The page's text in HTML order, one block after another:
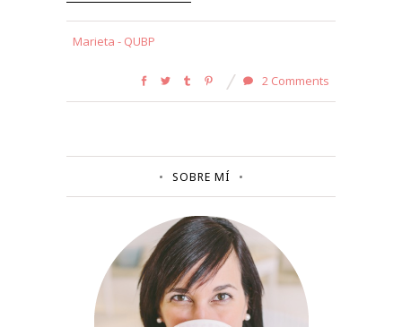
Marieta - QUBP
2 Comments
SOBRE MÍ